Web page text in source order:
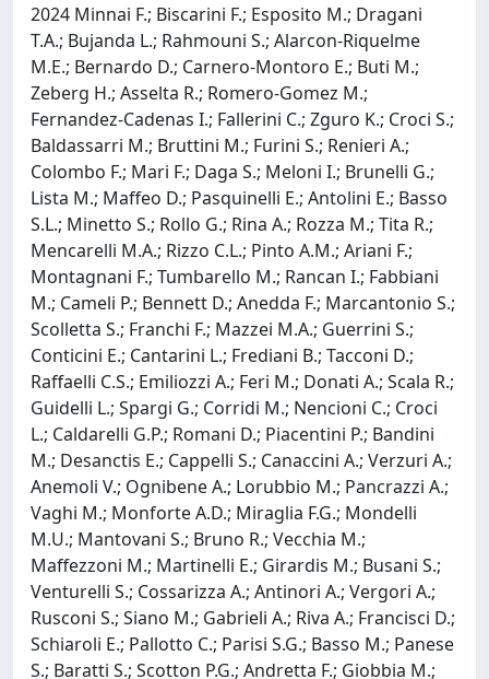
2024 Minnai F.; Biscarini F.; Esposito M.; Dragani
T.A.; Bujanda L.; Rahmouni S.; Alarcon-Riquelme
M.E.; Bernardo D.; Carnero-Montoro E.; Buti M.;
Zeberg H.; Asselta R.; Romero-Gomez M.;
Fernandez-Cadenas I.; Fallerini C.; Zguro K.; Croci S.;
Baldassarri M.; Bruttini M.; Furini S.; Renieri A.;
Colombo F.; Mari F.; Daga S.; Meloni I.; Brunelli G.;
Lista M.; Maffeo D.; Pasquinelli E.; Antolini E.; Basso
S.L.; Minetto S.; Rollo G.; Rina A.; Rozza M.; Tita R.;
Mencarelli M.A.; Rizzo C.L.; Pinto A.M.; Ariani F.;
Montagnani F.; Tumbarello M.; Rancan I.; Fabbiani
M.; Cameli P.; Bennett D.; Anedda F.; Marcantonio S.;
Scolletta S.; Franchi F.; Mazzei M.A.; Guerrini S.;
Conticini E.; Cantarini L.; Frediani B.; Tacconi D.;
Raffaelli C.S.; Emiliozzi A.; Feri M.; Donati A.; Scala R.;
Guidelli L.; Spargi G.; Corridi M.; Nencioni C.; Croci
L.; Caldarelli G.P.; Romani D.; Piacentini P.; Bandini
M.; Desanctis E.; Cappelli S.; Canaccini A.; Verzuri A.;
Anemoli V.; Ognibene A.; Lorubbio M.; Pancrazzi A.;
Vaghi M.; Monforte A.D.; Miraglia F.G.; Mondelli
M.U.; Mantovani S.; Bruno R.; Vecchia M.;
Maffezzoni M.; Martinelli E.; Girardis M.; Busani S.;
Venturelli S.; Cossarizza A.; Antinori A.; Vergori A.;
Rusconi S.; Siano M.; Gabrieli A.; Riva A.; Francisci D.;
Schiaroli E.; Pallotto C.; Parisi S.G.; Basso M.; Panese
S.; Baratti S.; Scotton P.G.; Andretta F.; Giobbia M.;